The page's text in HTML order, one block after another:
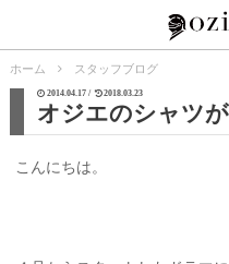
ホーム スタッフブログ
2014.04.17 / 2018.03.23
オジエのシャツ
こんにちは。